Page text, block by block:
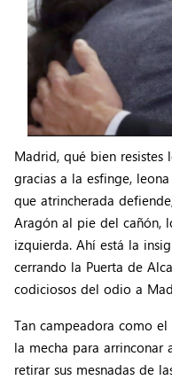
Madrid, qué bien resistes
gracias a la esfinge,
que atrincherada
Aragón al pie del cañón,
izquierda. Ahí está la
cerrando la Puerta de
codiciosos del odio a
Tan campeadora como
la mecha para arrinconar
retirar sus mesnadas de